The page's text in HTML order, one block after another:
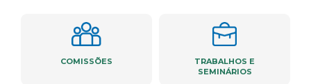
COMISSÕES
TRABALHOS E
SEMINÁRIOS